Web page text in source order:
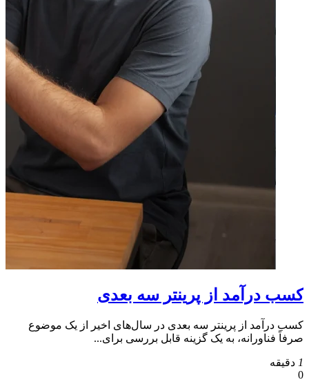
کسب درآمد از پرینتر سه بعدی
کسب درآمد از پرینتر سه بعدی در سال‌های اخیر از یک موضوع
صرفاً فناورانه، به یک گزینه قابل بررسی برای...
1 دقیقه
0